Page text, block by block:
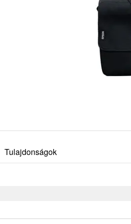
Tulajdonságok